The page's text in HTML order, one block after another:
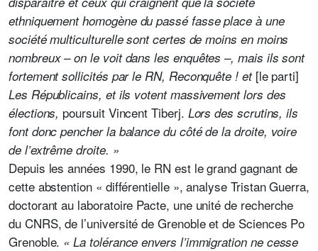
ethniquement homogène du passé fasse place à une
société multiculturelle sont certes de moins en moins
nombreux – on le voit dans les enquêtes –, mais ils sont
fortement sollicités par le RN, Reconquête ! et [le parti]
Les Républicains, et ils votent massivement lors des
élections, poursuit Vincent Tiberj. Lors des scrutins, ils
font donc pencher la balance du côté de la droite, voire
de l’extrême droite. »
Depuis les années 1990, le RN est le grand gagnant de
cette abstention « différentielle », analyse Tristan Guerra,
doctorant au laboratoire Pacte, une unité de recherche
du CNRS, de l’université de Grenoble et de Sciences Po
Grenoble. « La tolérance envers l’immigration ne cesse